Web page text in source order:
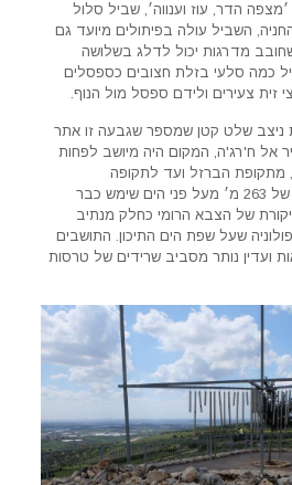
הדר, עוז וענווה׳, שביל סלול
כ-300 מ׳ מהחניה, השביל עולה בפיתולים מיועד גם
מדרגות יכול לדלג בשלושה
כמה סלעי בזלת חצובים כספסלים
זית צעירים ולידם ספסל מול הנוף.
ניצב שלט קטן שמספר שגבעה זו אתר
אל ח'רג'ה, המקום היה מיושב לפחות
מתקופת הברזל ועד לתקופה
העותומנית. המצפה בגובה של 263 מ׳ מעל פני הים שימש כבר
של הצבא הרומי כחלק מנתיב
שעל שפת הים התיכון. התושבים
ועדין נותר מסביב שרידים של טרסות